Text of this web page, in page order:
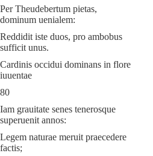
Per Theudebertum pietas,
dominum uenialem:
Reddidit iste duos, pro ambobus
sufficit unus.
Cardinis occidui dominans in flore
iuuentae
80
Iam grauitate senes tenerosque
superuenit annos:
Legem naturae meruit praecedere
factis;